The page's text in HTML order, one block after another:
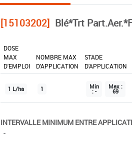
[15103202] Blé*Trt
DOSE
MAX
D'EMPLOI
NOMBRE MAX
D'APPLICATION
STADE
D'APPLICATION
1 L/ha 1 Min
: -
Max :
69
INTERVALLE MINIMUM ENTRE
-